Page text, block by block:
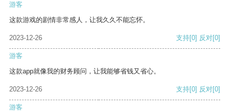
游客
这款游戏的剧情非常感人，让我久久不能忘怀。
2023-12-26 支持[0] 反对[0]
游客
这款app就像我的财务顾问，让我能够省钱又省心。
2023-12-26 支持[0] 反对[0]
游客